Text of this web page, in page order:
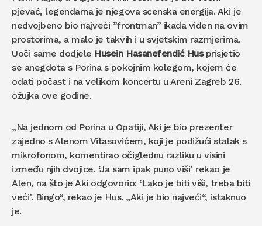
pjevač, legendarna je njegova scenska energija. Aki je
nedvojbeno bio najveći ”frontman” ikada viđen na ovim
prostorima, a malo je takvih i u svjetskim razmjerima.
Uoči same dodjele Husein Hasanefendić Husprisjetio
se anegdota s Porina s pokojnim kolegom, kojem će
odati počast i na velikom koncertu u Areni Zagreb 26.
ožujka ove godine.
„Na jednom od Porina u Opatiji, Aki je bio prezenter
zajedno s Alenom Vitasovićem, koji je podižući stalak s
mikrofonom, komentirao očiglednu razliku u visini
između njih dvojice. ‘Ja sam ipak puno viši’ rekao je
Alen, na što je Aki odgovorio: ‘Lako je biti viši, treba biti
veći’. Bingo“, rekao je Hus. „Aki je bio najveći“, istaknuo
je.